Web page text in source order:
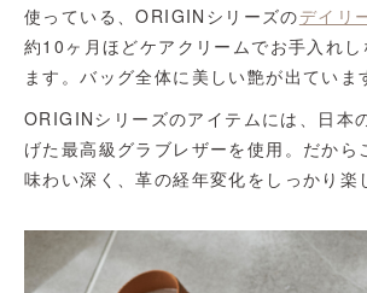
使っている、ORIGINシリーズのデイリ
約10ヶ月ほどケアクリームでお手入れ
ます。バッグ全体に美しい艶が出ていま
ORIGINシリーズのアイテムには、日本
げた最高級グラブレザーを使用。だから
味わい深く、革の経年変化をしっかり楽